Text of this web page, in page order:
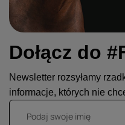
Dołącz do
Newsletter rozsyłamy
informacje, których nie
Podaj swoje imię